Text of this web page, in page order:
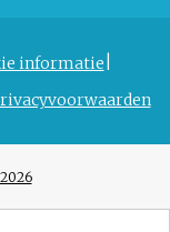
informatie